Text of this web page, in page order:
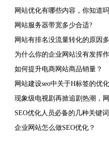
引！
网站优化有哪些内容，你知道
网站服务器带宽多少合适?
网站有排名没流量转化的原因
是百度指数的阻碍
为什么你的企业网站没有发挥
如何提升电商网站商品销量？
网站建设seo中关于H标签的优
略
现象级电视剧再掀追剧热潮，
市场和电影市场表现较弱
SEO优化人员必备的几种关键
化工具
企业网站怎么做SEO优化？